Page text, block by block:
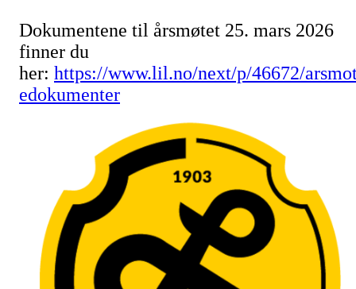
Dokumentene til årsmøtet 25. mars 2026
finner du
her: https://www.lil.no/next/p/46672/
edokumenter